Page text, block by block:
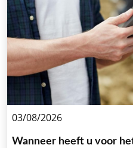
03/08/2026
Wanneer heeft u voor